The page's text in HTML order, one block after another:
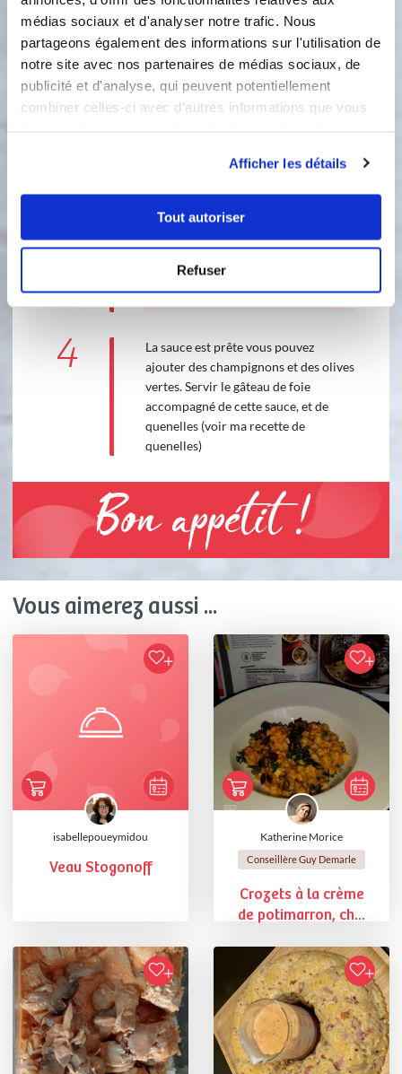
médias sociaux et d'analyser notre trafic. Nous
partageons également des informations sur l'utilisation de
notre site avec nos partenaires de médias sociaux, de
publicité et d'analyse, qui peuvent potentiellement
combiner celles-ci avec d'autres informations que vous
Afficher les détails
Tout autoriser
Refuser
1
5
Accessoire(s) :
5min
5
4
La sauce est prête vous pouvez
ajouter des champignons et des olives
vertes. Servir le gâteau de foie
accompagné de cette sauce, et de
quenelles (voir ma recette de
quenelles)
Bon appétit !
Vous aimerez aussi ...
isabellepoueymidou
Veau Stogonoff
Katherine Morice
Conseillère Guy Demarle
Crozets à la crème
de potimarron, ch...